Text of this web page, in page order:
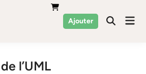
Ajouter
l’UML